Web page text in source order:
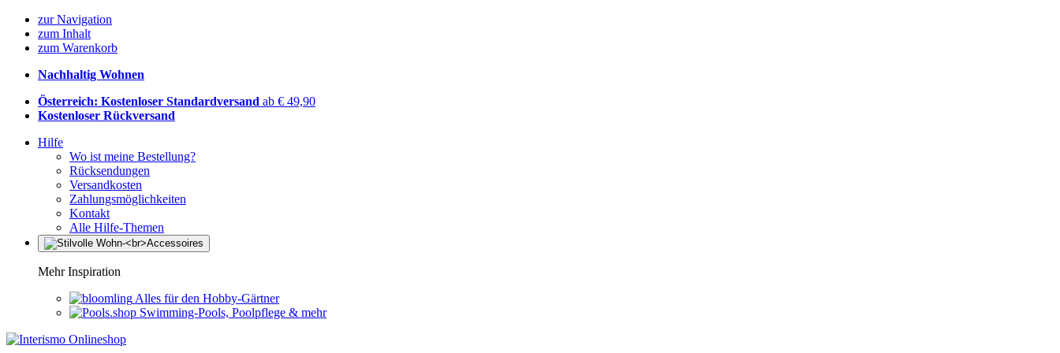
zur Navigation
zum Inhalt
zum Warenkorb
Nachhaltig Wohnen
Österreich: Kostenloser Standardversand ab € 49,90
Kostenloser Rückversand
Hilfe
Wo ist meine Bestellung?
Rücksendungen
Versandkosten
Zahlungsmöglichkeiten
Kontakt
Alle Hilfe-Themen
Mehr Inspiration
Alles für den Hobby-Gärtner
Swimming-Pools, Poolpflege & mehr